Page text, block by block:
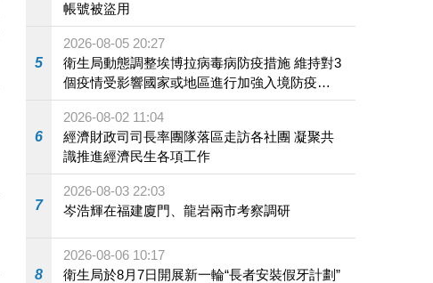
帳號被盜用
5
2026-08-05 20:27
衛生局動態調整埃博拉病毒病防疫措施 維持對3
個疫情受影響國家或地區進行加強入境防疫措
施
6
2026-08-02 11:04
經濟財政司司長率團隊落區走訪各社團 凝聚共
識推進經濟民生各項工作
7
2026-08-03 22:03
岑浩輝在福建廈門、龍岩兩市考察調研
8
2026-08-06 10:17
衛生局於8月7日開展新一輪“長者安裝假牙計劃”